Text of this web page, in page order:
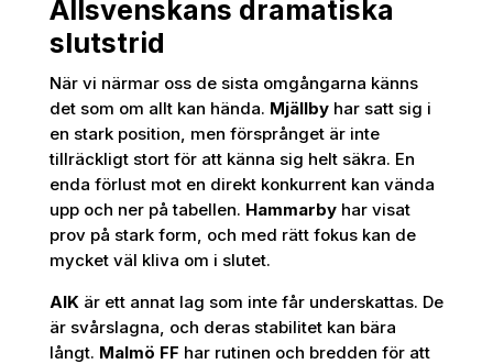
Allsvenskans dramatiska
slutstrid
När vi närmar oss de sista omgångarna känns
det som om allt kan hända. Mjällbyhar satt sig i
en stark position, men försprånget är inte
tillräckligt stort för att känna sig helt säkra. En
enda förlust mot en direkt konkurrent kan vända
upp och ner på tabellen. Hammarbyhar visat
prov på stark form, och med rätt fokus kan de
mycket väl kliva om i slutet.
AIKär ett annat lag som inte får underskattas. De
är svårslagna, och deras stabilitet kan bära
långt. Malmö FF har rutinen och bredden för att